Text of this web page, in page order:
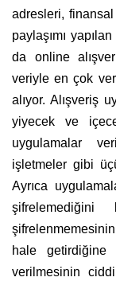
adresleri,
paylaşımı
da online
veriyle en çok
alıyor. Alışveriş
yiyecek ve
uygulamalar
işletmeler gibi
Ayrıca
hale getirdiğine
verilmesinin